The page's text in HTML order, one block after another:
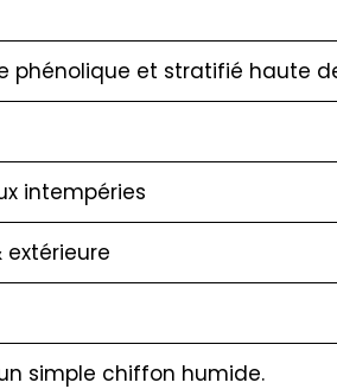
phénolique et stratifié haute
intempéries
extérieure
simple chiffon humide.